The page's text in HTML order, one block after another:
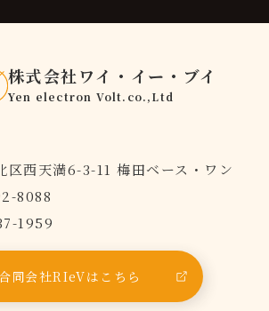
株式会社ワイ・イー・ブイ
Yen electron Volt.co.,Ltd
区西天満6-3-11 梅田ベース・ワン
8088
1959
同会社RIeVはこちら